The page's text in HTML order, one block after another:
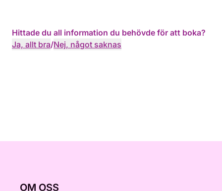
Hittade du all information du behövde för att boka?
Ja, allt bra/Nej, något saknas
OM OSS